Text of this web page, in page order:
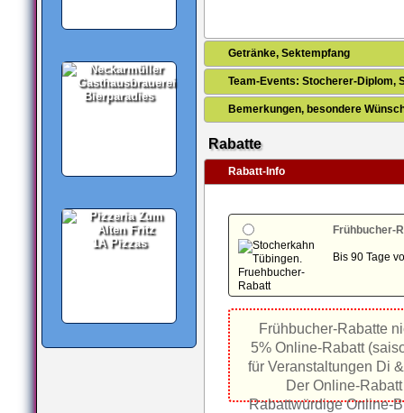
Bierparadies
1A Pizzas
Getränke, Sektempfang
Team-Events: Stocherer-Diplom,
Bemerkungen, besondere
Rabatte
Rabatt-Info
Frühbucher-
Bis 90 Tage
Frühbucher-Rabatte
5% Online-Rabatt
für Veranstaltungen Di
Der Online-
Rabattwürdige Online-